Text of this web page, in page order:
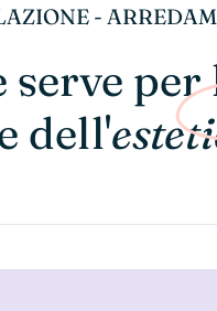
-
per
dell'